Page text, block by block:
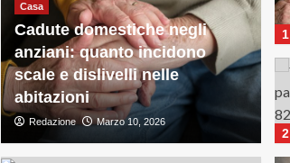
Casa
Cadute domestiche negli
anziani: quanto incidono
scale e dislivelli nelle
abitazioni
Redazione Marzo 10, 2026
1
2